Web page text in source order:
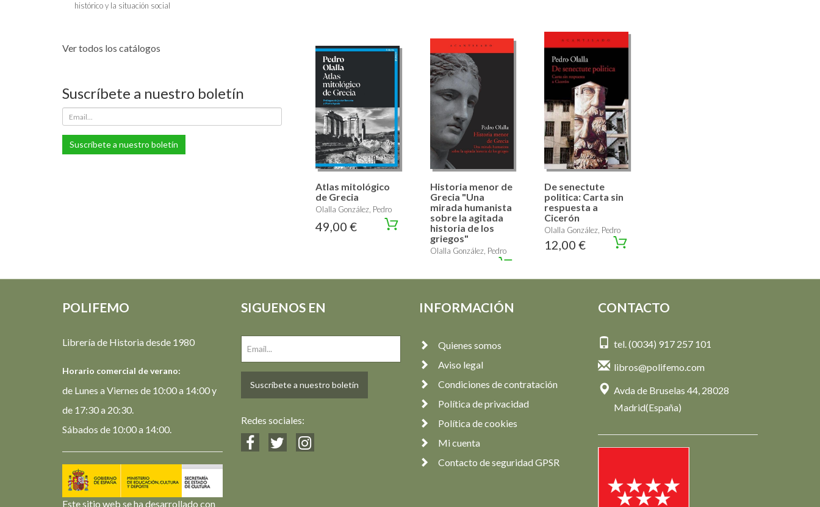
histórico y la situación social
Ver todos los catálogos
Suscríbete a nuestro boletín
Suscríbete a nuestro boletín
Atlas mitológico
de Grecia
Olalla González, Pedro
49,00 €
Historia menor de
Grecia "Una
mirada humanista
sobre la agitada
historia de los
griegos"
Olalla González, Pedro
De senectute
politica: Carta sin
respuesta a
Cicerón
Olalla González, Pedro
12,00 €
POLIFEMO
Librería de Historia desde 1980
Horario comercial de verano:
de Lunes a Viernes de 10:00 a 14:00 y
de 17:30 a 20:30.
Sábados de 10:00 a 14:00.
Este sitio web se ha desarrollado con
SIGUENOS EN
Suscríbete a nuestro boletín
Redes sociales:
INFORMACIÓN
Quienes somos
Aviso legal
Condiciones de contratación
Política de privacidad
Política de cookies
Mi cuenta
Contacto de seguridad GPSR
CONTACTO
tel. (0034) 917 257 101
libros@polifemo.com
Avda de Bruselas 44, 28028
Madrid(España)